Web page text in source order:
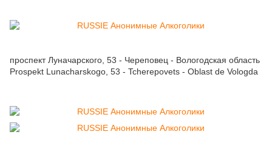
проспект Луначарского, 53 - Череповец - Вологодская область
Prospekt Lunacharskogo, 53 - Tcherepovets - Oblast de Vologda